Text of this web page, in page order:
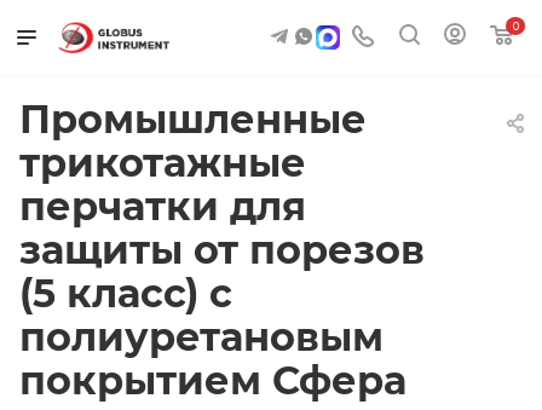
0
Промышленные
трикотажные
перчатки для
защиты от порезов
(5 класс) с
полиуретановым
покрытием Сфера